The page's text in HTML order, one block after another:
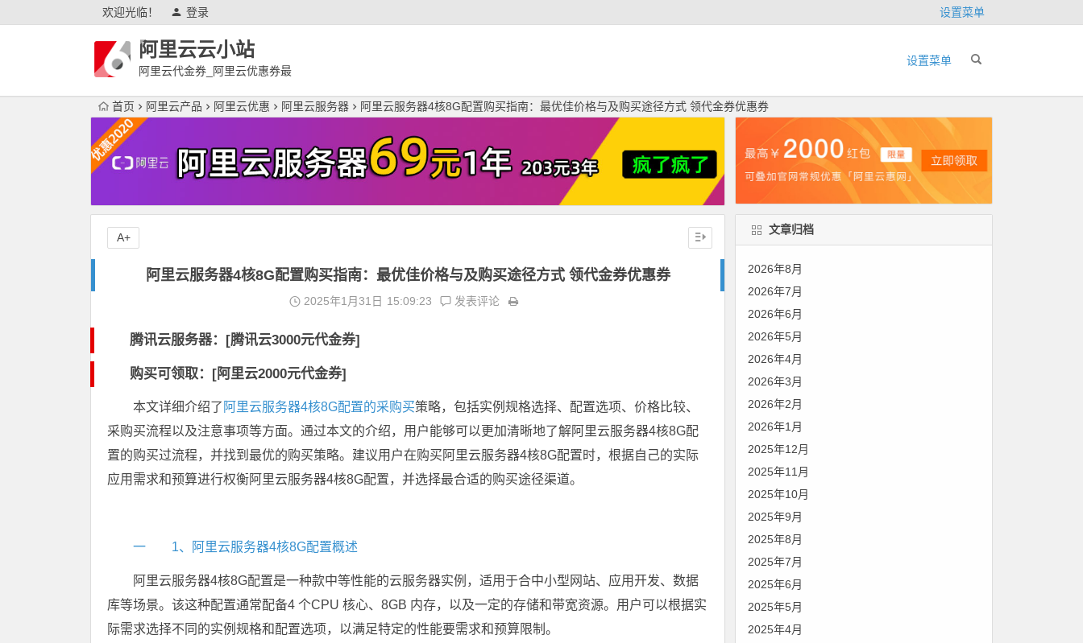
欢迎光临！ 登录 设置菜单
阿里云云小站
阿里云代金券_阿里云优惠券最
设置菜单
首页 阿里云产品 阿里云优惠 阿里云服务器 阿里云服务器4核8G配置购买指南：最优佳价格与及购买途径方式 领代金券优惠券
阿里云服务器4核8G配置购买指南：最优佳价格与及购买途径方式 领代金券优惠券
2025年1月31日 15:09:23 发表评论
腾讯云服务器：[腾讯云3000元代金券]
购买可领取：[阿里云2000元代金券]
本文详细介绍了 阿里云服务器4核8G配置的采购买策略，包括实例规格选择、配置选项、价格比较、
采购买流程以及注意事项等方面。通过本文的介绍，用户能够可以更加清晰地了解阿里云服务器4核8G配
置的购买过流程，并找到最优的购买策略。建议用户在购买阿里云服务器4核8G配置时，根据自己的实际
应用需求和预算进行权衡阿里云服务器4核8G配置，并选择最合适的购买途径渠道。
一 1、阿里云服务器4核8G配置概述
阿里云服务器4核8G配置是一种款中等性能的云服务器实例，适用于合中小型网站、应用开发、数据
库等场景。该这种配置通常配备4 个CPU 核心、8GB 内存，以及一定的存储和带宽资源。用户可以根据实
际需求选择不同的实例规格和配置选项，以满足特定的性能要需求和预算限制。
A+
文章归档
2026年8月
2026年7月
2026年6月
2026年5月
2026年4月
2026年3月
2026年2月
2026年1月
2025年12月
2025年11月
2025年10月
2025年9月
2025年8月
2025年7月
2025年6月
2025年5月
2025年4月